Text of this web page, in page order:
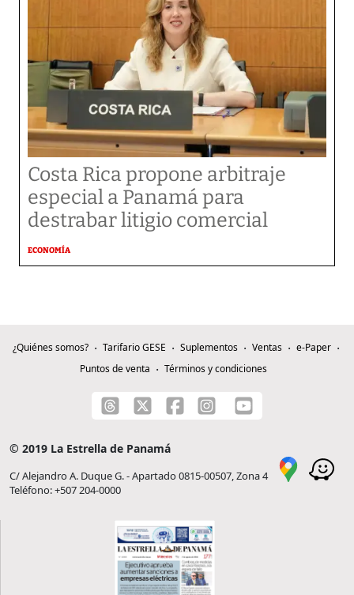
Costa Rica propone arbitraje
especial a Panamá para
destrabar litigio comercial
ECONOMÍA
¿Quiénes somos? Tarifario GESE Suplementos Ventas
e-Paper
Puntos de venta
Términos y condiciones
© 2019 La Estrella de Panamá
C/ Alejandro A. Duque G. - Apartado 0815-00507, Zona 4
Teléfono: +507 204-0000